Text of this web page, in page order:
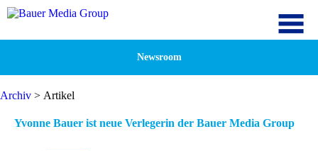
Newsroom
Archiv > Artikel
Yvonne Bauer ist neue Verlegerin der Bauer Media Group